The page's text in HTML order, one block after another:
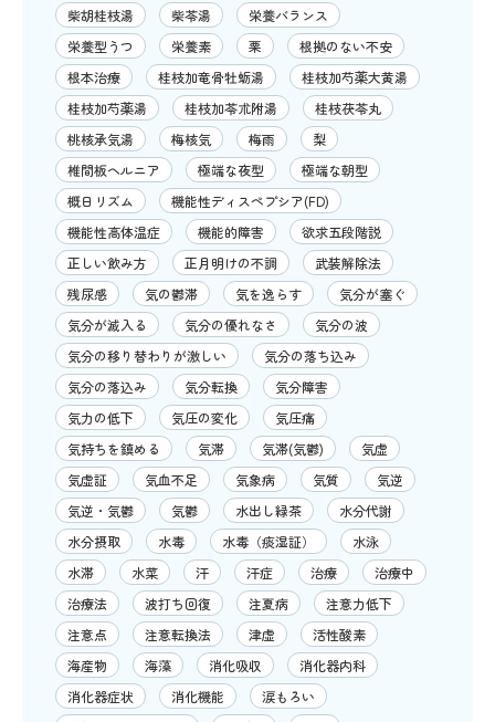
柴胡桂枝湯
柴苓湯
栄養バランス
栄養型うつ
栄養素 栗
根拠のない不安
根本治療
桂枝加竜骨牡蛎湯
桂枝加芍薬大黄湯
桂枝加芍薬湯
桂枝加苓朮附湯
桂枝茯苓丸
桃核承気湯
梅核気 梅雨
梨
椎間板ヘルニア
極端な夜型
極端な朝型
概日リズム
機能性ディスペプシア(FD)
機能性高体温症
機能的障害
欲求五段階説
正しい飲み方
正月明けの不調
武装解除法
残尿感
気の鬱滞 気を逸らす
気分が塞ぐ
気分が滅入る
気分の優れなさ
気分の波
気分の移り替わりが激しい
気分の落ち込み
気分の落込み
気分転換
気分障害
気力の低下
気圧の変化
気圧痛
気持ちを鎮める
気滞 気滞(気鬱)
気虚
気虚証
気血不足 気象病 気質
気逆
気逆・気鬱
気鬱 水出し緑茶
水分代謝
水分摂取
水毒 水毒（痰湿証）
水泳
水滞
水菜 汗 汗症 治療
治療中
治療法
波打ち回復 注夏病
注意力低下
注意点
注意転換法 津虚
活性酸素
海産物
海藻 消化吸収
消化器内科
消化器症状
消化機能
涙もろい